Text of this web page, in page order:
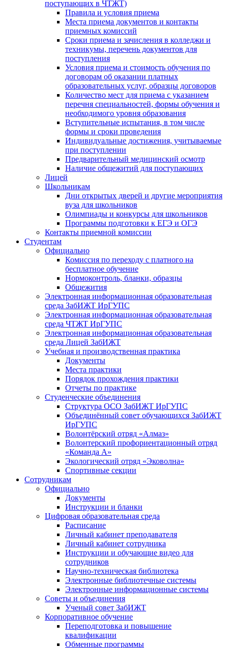
поступающих в ЧТЖТ)
Правила и условия приема
Места приема документов и контакты
приемных комиссий
Сроки приема и зачисления в колледжи и
техникумы, перечень документов для
поступления
Условия приема и стоимость обучения по
договорам об оказании платных
образовательных услуг, образцы договоров
Количество мест для приема с указанием
перечня специальностей, формы обучения и
необходимого уровня образования
Вступительные испытания, в том числе
формы и сроки проведения
Индивидуальные достижения, учитываемые
при поступлении
Предварительный медицинский осмотр
Наличие общежитий для поступающих
Лицей
Школьникам
Дни открытых дверей и другие мероприятия
вуза для школьников
Олимпиады и конкурсы для школьников
Программы подготовки к ЕГЭ и ОГЭ
Контакты приемной комиссии
Студентам
Официально
Комиссия по переходу с платного на
бесплатное обучение
Нормоконтроль, бланки, образцы
Общежития
Электронная информационная образовательная
среда ЗабИЖТ ИрГУПС
Электронная информационная образовательная
среда ЧТЖТ ИрГУПС
Электронная информационная образовательная
среда Лицей ЗабИЖТ
Учебная и производственная практика
Документы
Места практики
Порядок прохождения практики
Отчеты по практике
Студенческие объединения
Структура ОСО ЗабИЖТ ИрГУПС
Объединённый совет обучающихся ЗабИЖТ
ИрГУПС
Волонтёрский отряд «Алмаз»
Волонтерский профориентационный отряд
«Команда А»
Экологический отряд «Эковолна»
Спортивные секции
Сотрудникам
Официально
Документы
Инструкции и бланки
Цифровая образовательная среда
Расписание
Личный кабинет преподавателя
Личный кабинет сотрудника
Инструкции и обучающие видео для
сотрудников
Научно-техническая библиотека
Электронные библиотечные системы
Электронные информационные системы
Советы и объединения
Ученый совет ЗабИЖТ
Корпоративное обучение
Переподготовка и повышение
квалификации
Обменные программы